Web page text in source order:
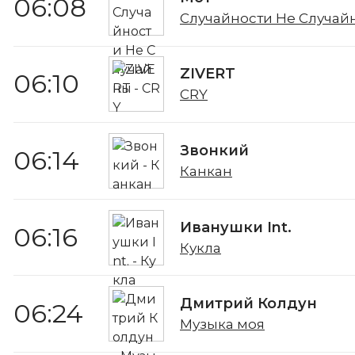
06:08 Случайности Не
06:10 ZIVERT
CRY
06:14 Звонкий
Канкан
06:16 Иванушки Int.
Кукла
06:24 Дмитрий Колдун
Музыка моя